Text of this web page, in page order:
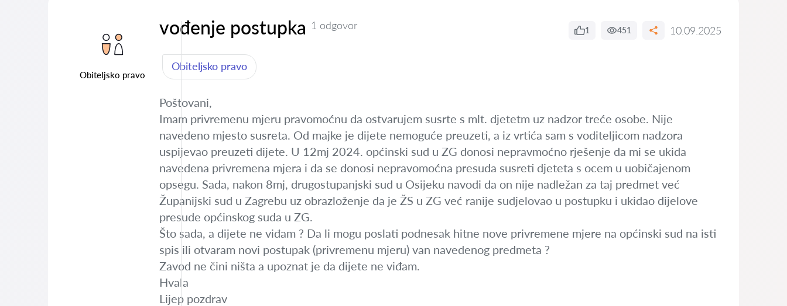
Obiteljsko pravo
vođenje postupka 1 odgovor 1 451 10.09.2025
Obiteljsko pravo
Poštovani,
Imam privremenu mjeru pravomoćnu da ostvarujem susrte s mlt. djetetm uz nadzor treće osobe. Nije
navedeno mjesto susreta. Od majke je dijete nemoguće preuzeti, a iz vrtića sam s voditeljicom nadzora
uspijevao preuzeti dijete. U 12mj 2024. općinski sud u ZG donosi nepravmoćno rješenje da mi se ukida
navedena privremena mjera i da se donosi nepravomoćna presuda susreti djeteta s ocem u uobičajenom
opsegu. Sada, nakon 8mj, drugostupanjski sud u Osijeku navodi da on nije nadležan za taj predmet već
Županijski sud u Zagrebu uz obrazloženje da je ŽS u ZG već ranije sudjelovao u postupku i ukidao dijelove
presude općinskog suda u ZG.
Što sada, a dijete ne viđam ? Da li mogu poslati podnesak hitne nove privremene mjere na općinski sud na isti
spis ili otvaram novi postupak (privremenu mjeru) van navedenog predmeta ?
Zavod ne čini ništa a upoznat je da dijete ne viđam.
Hvala
Lijep pozdrav